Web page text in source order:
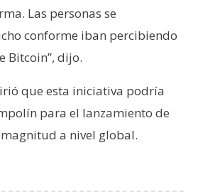
Las personas se
conforme iban percibiendo
Bitcoin”, dijo.
que esta iniciativa podría
para el lanzamiento de
a nivel global.